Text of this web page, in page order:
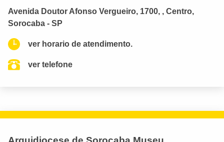
Avenida Doutor Afonso Vergueiro, 1700, , Centro,
Sorocaba - SP
ver horario de atendimento.
ver telefone